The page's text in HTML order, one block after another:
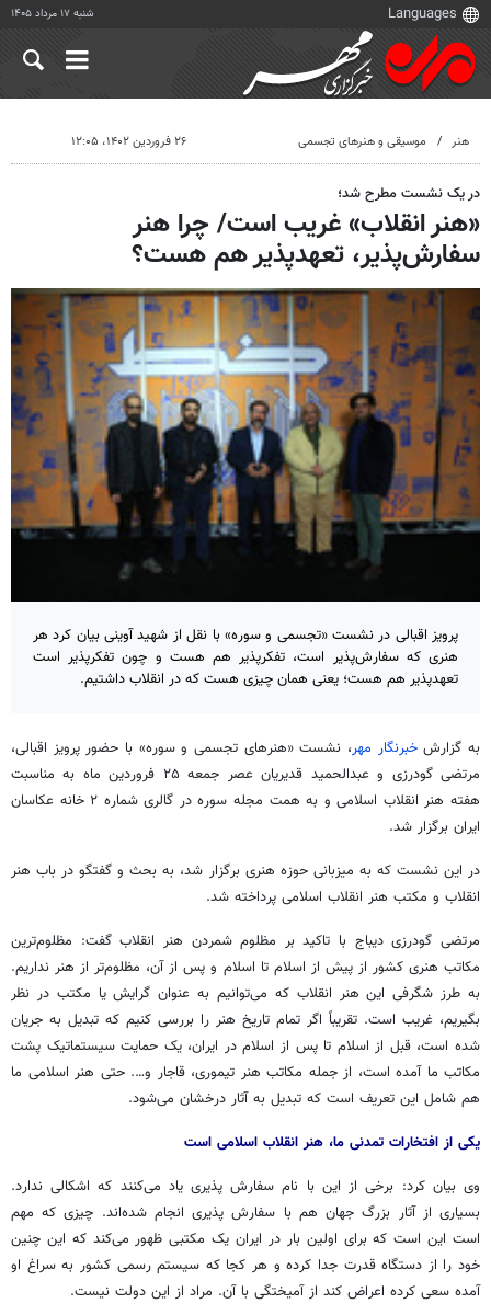
شنبه ۱۷ مرداد ۱۴۰۵
هنر موسیقی و هنرهای تجسمی ۲۶ فروردین ۱۴۰۲، ۱۲:۰۵
در یک نشست مطرح شد؛
«هنر انقلاب» غریب است/ چرا هنر
سفارش‌پذیر، تعهدپذیر هم هست؟
پرویز اقبالی در نشست «تجسمی و سوره» با نقل از شهید آوینی بیان کرد هر
هنری که سفارش‌پذیر است، تفکرپذیر هم هست و چون تفکرپذیر است
تعهدپذیر هم هست؛ یعنی همان چیزی هست که در انقلاب داشتیم.
به گزارشخبرنگار مهر، نشست «هنرهای تجسمی و سوره» با حضور پرویز اقبالی،
مرتضی گودرزی و عبدالحمید قدیریان عصر جمعه ۲۵ فروردین ماه به مناسبت
هفته هنر انقلاب اسلامی و به همت مجله
سوره در گالری شماره ۲ خانه عکاسان
ایران برگزار شد.
در این نشست که به میزبانی حوزه هنری برگزار شد، به بحث و گفتگو در باب هنر
انقلاب و مکتب هنر انقلاب اسلامی پرداخته شد.
مرتضی گودرزی دیباج با تاکید بر مظلوم شمردن هنر انقلاب گفت: مظلوم‌ترین
مکاتب هنری کشور از پیش از اسلام تا اسلام و پس از آن، مظلوم‌تر از هنر نداریم.
به طرز شگرفی این هنر انقلاب که می‌توانیم به عنوان گرایش یا مکتب در نظر
بگیریم، غریب است. تقریباً اگر تمام تاریخ هنر را بررسی کنیم که تبدیل به جریان
شده است، قبل از اسلام تا پس از اسلام در ایران، یک حمایت سیستماتیک پشت
مکاتب ما آمده است، از جمله مکاتب هنر تیموری، قاجار و…. حتی هنر اسلامی ما
هم شامل این تعریف است که تبدیل به آثار درخشان می‌شود.
یکی از افتخارات تمدنی ما، هنر انقلاب اسلامی است
وی بیان کرد: برخی از این با نام سفارش پذیری یاد می‌کنند که اشکالی ندارد.
بسیاری از آثار بزرگ جهان هم با سفارش پذیری انجام شده‌اند. چیزی که مهم
است این است که برای اولین بار در ایران یک مکتبی ظهور می‌کند که این چنین
خود را از دستگاه قدرت جدا کرده و هر کجا که سیستم رسمی کشور به سراغ او
آمده سعی کرده اعراض کند از آمیختگی با آن. مراد از این دولت نیست.